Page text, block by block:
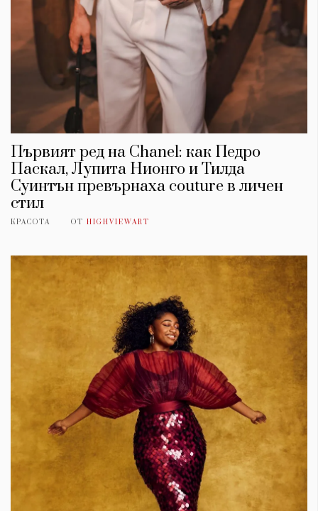
Първият ред на Chanel: как Педро
Паскал, Лупита Нионго и Тилда
Суинтън превърнаха couture в личен
стил
КРАСОТА ОТ HIGHVIEWART